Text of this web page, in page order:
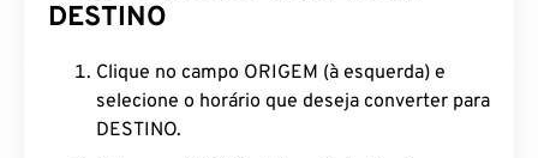
DESTINO
Clique no campo ORIGEM (à esquerda) e
selecione o horário que deseja converter para
DESTINO.